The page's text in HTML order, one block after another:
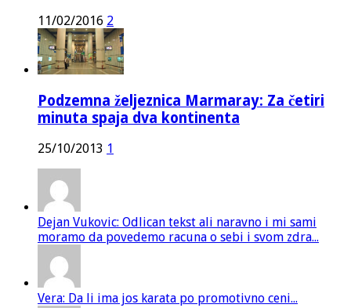
11/02/2016 2
Podzemna željeznica Marmaray: Za četiri
minuta spaja dva kontinenta
25/10/2013 1
Dejan Vukovic: Odlican tekst ali naravno i mi sami
moramo da povedemo racuna o sebi i svom zdra...
Vera: Da li ima jos karata po promotivno ceni...